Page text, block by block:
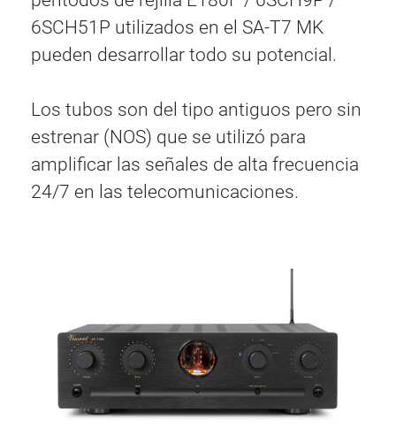
6SCH51P utilizados en el SA-T7 MK
pueden desarrollar todo su potencial.
Los tubos son del tipo antiguos pero sin
estrenar (NOS) que se utilizó para
amplificar las señales de alta frecuencia
24/7 en las telecomunicaciones.